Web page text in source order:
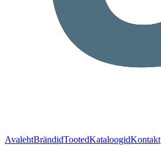
AvalehtBrändidTootedKataloogidKontakt